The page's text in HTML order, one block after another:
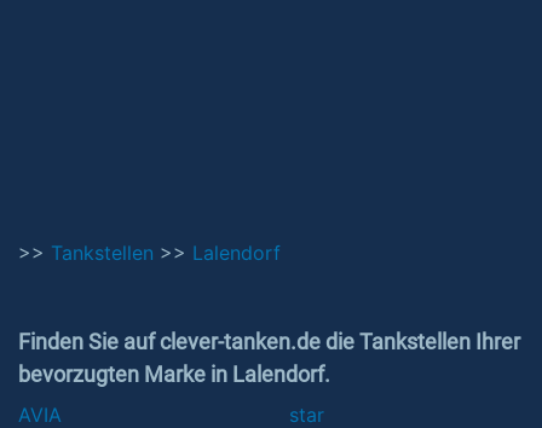
>> Tankstellen >> Lalendorf
Finden Sie auf clever-tanken.de die Tankstellen Ihrer
bevorzugten Marke in Lalendorf.
AVIA star